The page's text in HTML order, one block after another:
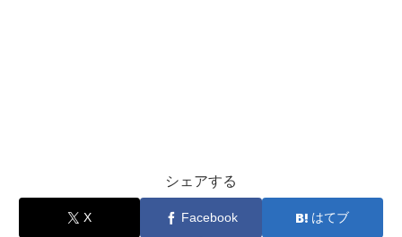
シェアする
X Facebook はてブ